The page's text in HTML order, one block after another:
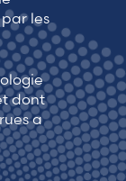
les
dont
a